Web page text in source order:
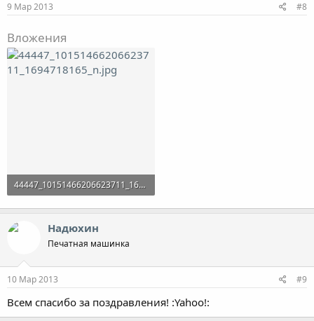
9 Мар 2013 #8
Вложения
44447_10151466206623711_1694718165_n.jpg
30.6 KB · Просмотры: 1,161
Надюхин
Печатная машинка
10 Мар 2013 #9
Всем спасибо за поздравления! :Yahoo!: